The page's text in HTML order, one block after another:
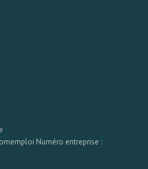
Numéro entreprise :